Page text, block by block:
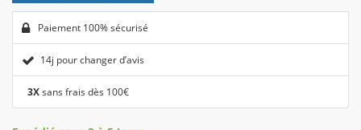
Paiement 100% sécurisé
14j pour changer d’avis
3Xsans frais dès 100€